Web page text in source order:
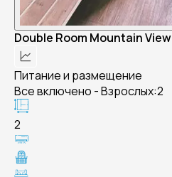
Double Room Mountain View
Питание и размещение
Все включено - Взрослых:2
2